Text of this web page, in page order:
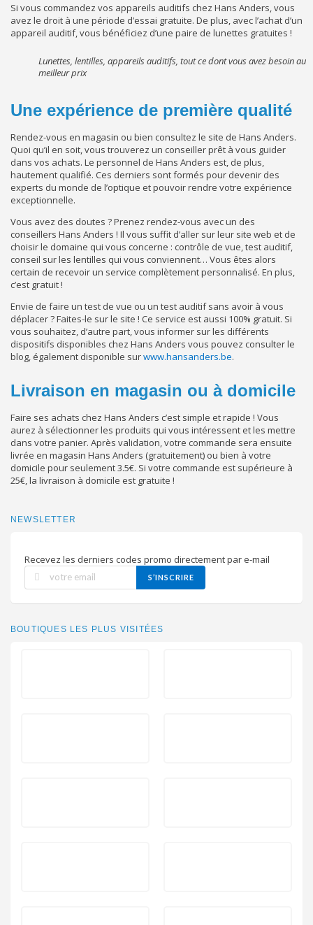
Si vous commandez vos appareils auditifs chez Hans Anders, vous
avez le droit à une période d’essai gratuite. De plus, avec l’achat d’un
appareil auditif, vous bénéficiez d’une paire de lunettes gratuites !
Lunettes, lentilles, appareils auditifs, tout ce dont vous avez besoin au
meilleur prix
Une expérience de première qualité
Rendez-vous en magasin ou bien consultez le site de Hans Anders.
Quoi qu’il en soit, vous trouverez un conseiller prêt à vous guider
dans vos achats. Le personnel de Hans Anders est, de plus,
hautement qualifié. Ces derniers sont formés pour devenir des
experts du monde de l’optique et pouvoir rendre votre expérience
exceptionnelle.
Vous avez des doutes ? Prenez rendez-vous avec un des
conseillers Hans Anders ! Il vous suffit d’aller sur leur site web et de
choisir le domaine qui vous concerne : contrôle de vue, test auditif,
conseil sur les lentilles qui vous conviennent… Vous êtes alors
certain de recevoir un service complètement personnalisé. En plus,
c’est gratuit !
Envie de faire un test de vue ou un test auditif sans avoir à vous
déplacer ? Faites-le sur le site ! Ce service est aussi 100% gratuit. Si
vous souhaitez, d’autre part, vous informer sur les différents
dispositifs disponibles chez Hans Anders vous pouvez consulter le
blog, également disponible surwww.hansanders.be.
Livraison en magasin ou à domicile
Faire ses achats chez Hans Anders c’est simple et rapide ! Vous
aurez à sélectionner les produits qui vous intéressent et les mettre
dans votre panier. Après validation, votre commande sera ensuite
livrée en magasin Hans Anders (gratuitement) ou bien à votre
domicile pour seulement 3.5€. Si votre commande est supérieure à
25€, la livraison à domicile est gratuite !
NEWSLETTER
Recevez les derniers codes promo directement par e-mail
S’INSCRIRE
BOUTIQUES LES PLUS VISITÉES